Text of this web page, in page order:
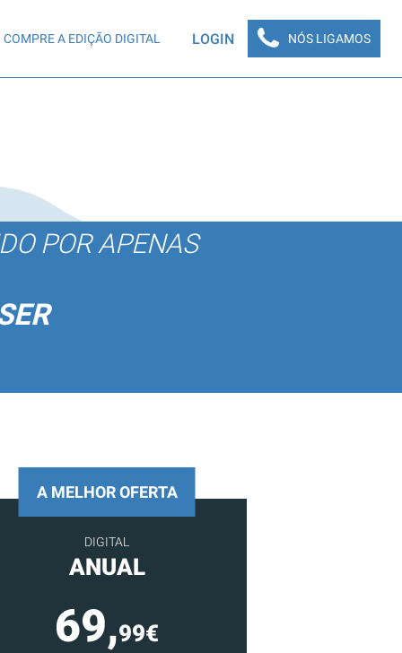
COMPRE A EDIÇÃO DIGITAL LOGIN NÓS LIGAMOS
POR APENAS
A MELHOR OFERTA
DIGITAL
ANUAL
69,99€